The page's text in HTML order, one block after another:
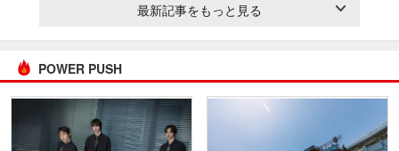
最新記事をもっと見る
POWER PUSH